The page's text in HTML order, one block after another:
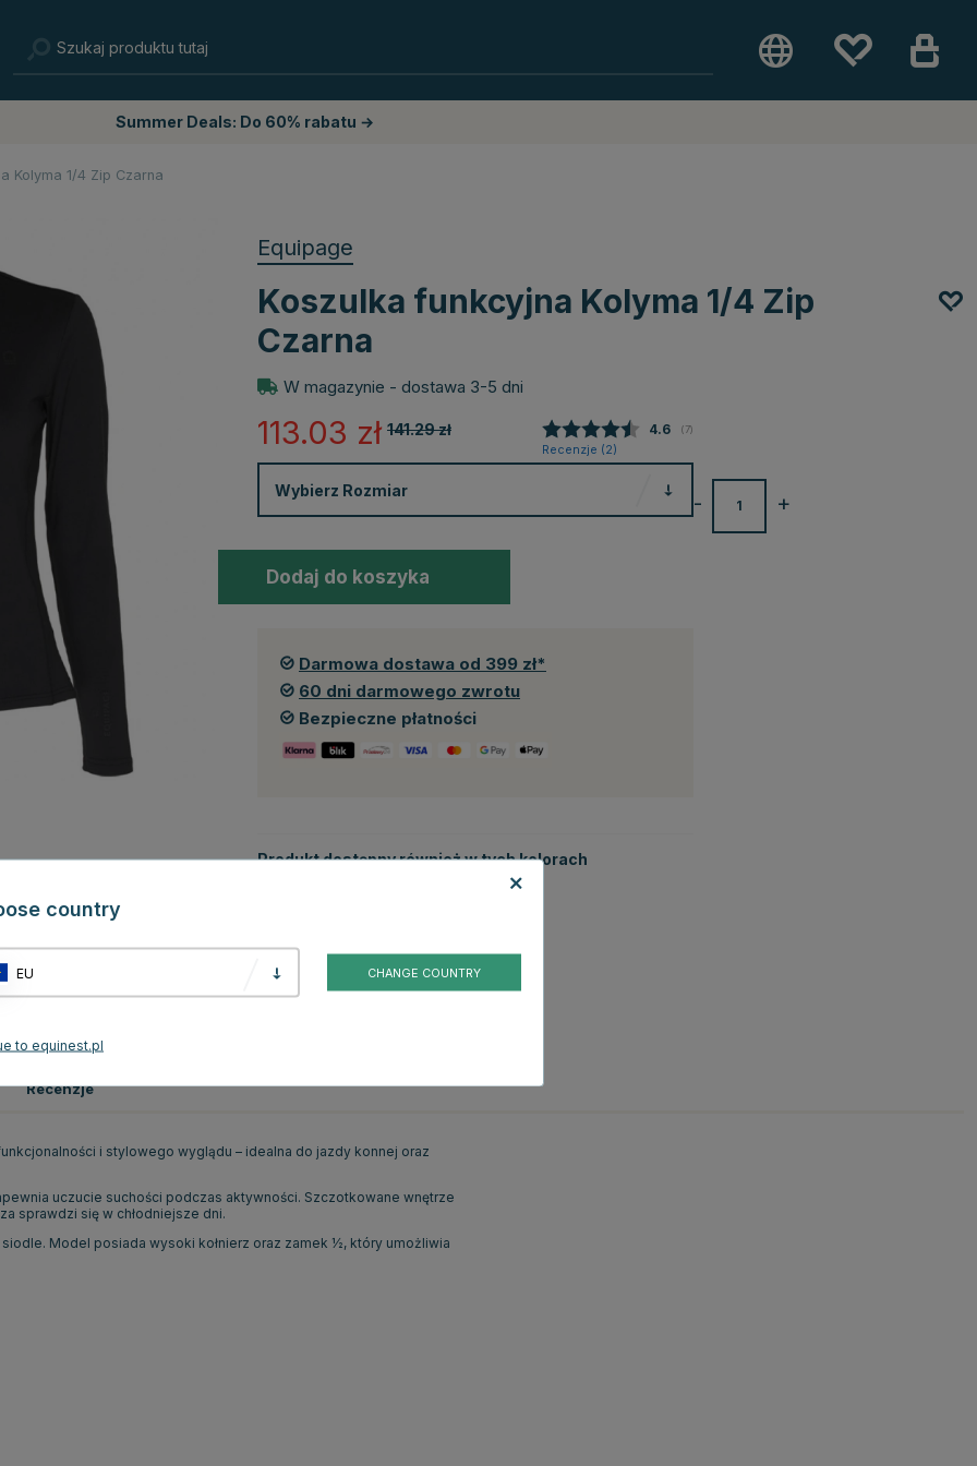
Summer Deals: Do 60% rabatu →
Kolyma 1/4 Zip Czarna
Equipage
Koszulka funkcyjna Kolyma 1/4 Zip
Czarna
W magazynie - dostawa 3-5 dni
141.29zł
113.03 zł Średnia ocena:
4.6 (głosy:
7)
Recenzje (2)
Wybierz Rozmiar +
-
Dodaj do koszyka
Darmowa dostawa od 399 zł*
60 dni darmowego zwrotu
Bezpieczne płatności
Produkt dostępny również w tych kolorach
i stylowego wyglądu – idealna do jazdy konnej oraz
uczucie suchości podczas aktywności. Szczotkowane wnętrze
sprawdzi się w chłodniejsze dni.
Model posiada wysoki kołnierz oraz zamek ½, który umożliwia
Recenzje
country
EU CHANGE COUNTRY
to equinest.pl